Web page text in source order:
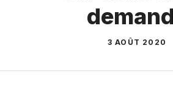
3 AOÛT 2020